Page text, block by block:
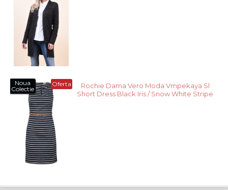
Oferta
Noua
Colectie
Rochie Dama Vero Moda Vmpekaya Sl
Short Dress Black Iris / Snow White Stripe